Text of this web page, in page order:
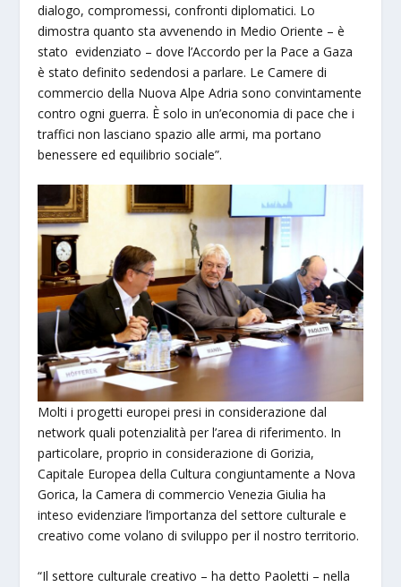
dialogo, compromessi, confronti diplomatici. Lo
dimostra quanto sta avvenendo in Medio Oriente – è
stato evidenziato – dove l’Accordo per la Pace a Gaza
è stato definito sedendosi a parlare. Le Camere di
commercio della Nuova Alpe Adria sono convintamente
contro ogni guerra. È solo in un’economia di pace che i
traffici non lasciano spazio alle armi, ma portano
benessere ed equilibrio sociale”.
Molti i progetti europei presi in considerazione dal
network quali potenzialità per l’area di riferimento. In
particolare, proprio in considerazione di Gorizia,
Capitale Europea della Cultura congiuntamente a Nova
Gorica, la Camera di commercio Venezia Giulia ha
inteso evidenziare l’importanza del settore culturale e
creativo come volano di sviluppo per il nostro territorio.
“Il settore culturale creativo – ha detto Paoletti – nella